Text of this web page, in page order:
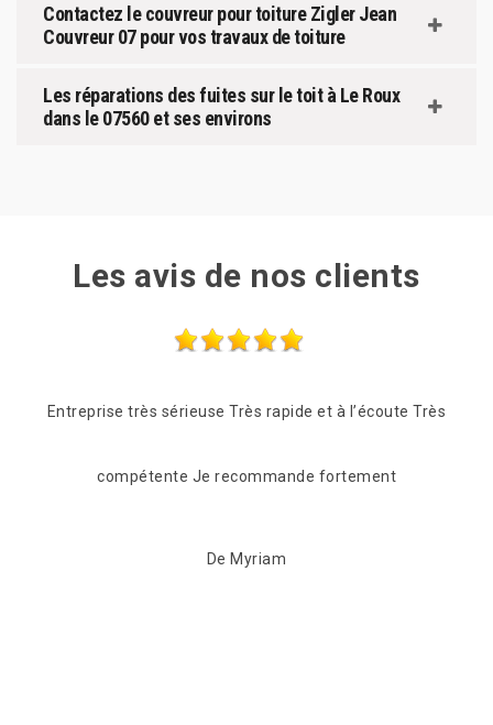
Contactez le couvreur pour toiture Zigler Jean
Couvreur 07 pour vos travaux de toiture
Les réparations des fuites sur le toit à Le Roux
dans le 07560 et ses environs
Les avis de nos clients
Les frères Zigler on était très réactif, passage le
lendemain de mon appel pour une vérification du toit.